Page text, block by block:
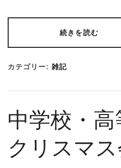
続きを読む
カテゴリー: 雑記
中学校・
クリスマ